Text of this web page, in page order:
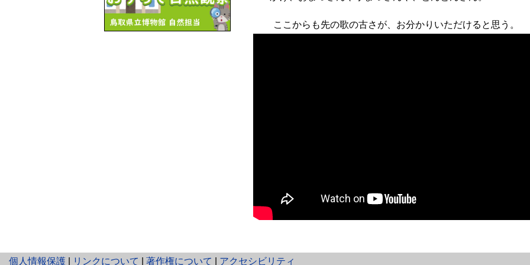
ここからも先の歌の古さが、お分かりいただけると思う。
個人情報保護 と
リンクについて 著作権について アクセシビリティ